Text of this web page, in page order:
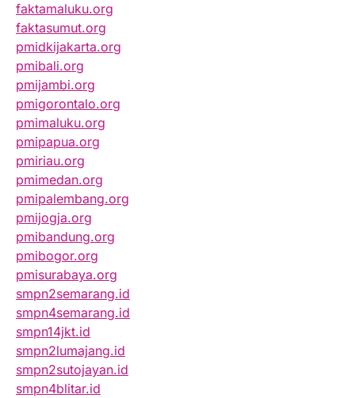
faktamaluku.org
faktasumut.org
pmidkijakarta.org
pmibali.org
pmijambi.org
pmigorontalo.org
pmimaluku.org
pmipapua.org
pmiriau.org
pmimedan.org
pmipalembang.org
pmijogja.org
pmibandung.org
pmibogor.org
pmisurabaya.org
smpn2semarang.id
smpn4semarang.id
smpn14jkt.id
smpn2lumajang.id
smpn2sutojayan.id
smpn4blitar.id